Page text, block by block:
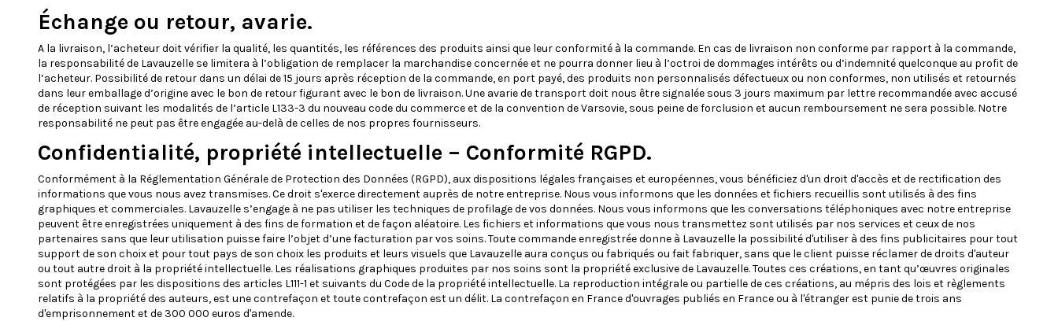
Échange ou retour, avarie.
A la livraison, l’acheteur doit vérifier la qualité, les quantités, les références des produits ainsi que leur conformité à la commande. En cas de livraison non conforme par rapport à la commande,
la responsabilité de Lavauzelle se limitera à l’obligation de remplacer la marchandise concernée et ne pourra donner lieu à l’octroi de dommages intérêts ou d’indemnité quelconque au profit de
l’acheteur. Possibilité de retour dans un délai de 15 jours après réception de la commande, en port payé, des produits non personnalisés défectueux ou non conformes, non utilisés et retournés
dans leur emballage d’origine avec le bon de retour figurant avec le bon de livraison. Une avarie de transport doit nous être signalée sous 3 jours maximum par lettre recommandée avec accusé
de réception suivant les modalités de l’article L133-3 du nouveau code du commerce et de la convention de Varsovie, sous peine de forclusion et aucun remboursement ne sera possible. Notre
responsabilité ne peut pas être engagée au-delà de celles de nos propres fournisseurs.
Confidentialité, propriété intellectuelle – Conformité RGPD.
Conformément à la Réglementation Générale de Protection des Données (RGPD), aux dispositions légales françaises et européennes, vous bénéficiez d'un droit d'accès et de rectification des
informations que vous nous avez transmises. Ce droit s'exerce directement auprès de notre entreprise. Nous vous informons que les données et fichiers recueillis sont utilisés à des fins
graphiques et commerciales. Lavauzelle s’engage à ne pas utiliser les techniques de profilage de vos données. Nous vous informons que les conversations téléphoniques avec notre entreprise
peuvent être enregistrées uniquement à des fins de formation et de façon aléatoire. Les fichiers et informations que vous nous transmettez sont utilisés par nos services et ceux de nos
partenaires sans que leur utilisation puisse faire l’objet d’une facturation par vos soins. Toute commande enregistrée donne à Lavauzelle la possibilité d'utiliser à des fins publicitaires pour tout
support de son choix et pour tout pays de son choix les produits et leurs visuels que Lavauzelle aura conçus ou fabriqués ou fait fabriquer, sans que le client puisse réclamer de droits d'auteur
ou tout autre droit à la propriété intellectuelle. Les réalisations graphiques produites par nos soins sont la propriété exclusive de Lavauzelle. Toutes ces créations, en tant qu’œuvres originales
sont protégées par les dispositions des articles L111-1 et suivants du Code de la propriété intellectuelle. La reproduction intégrale ou partielle de ces créations, au mépris des lois et règlements
relatifs à la propriété des auteurs, est une contrefaçon et toute contrefaçon est un délit. La contrefaçon en France d'ouvrages publiés en France ou à l'étranger est punie de trois ans
d'emprisonnement et de 300 000 euros d'amende.